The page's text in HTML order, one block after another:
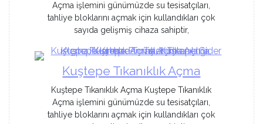
Açma işlemini günümüzde su tesisatçıları,
tahliye bloklarını açmak için kullandıkları çok
sayıda gelişmiş cihaza sahiptir,
Kuştepe Tıkanıklık Açma
Kuştepe Tıkanıklık Açma Kuştepe Tıkanıklık
Açma işlemini günümüzde su tesisatçıları,
tahliye bloklarını açmak için kullandıkları çok